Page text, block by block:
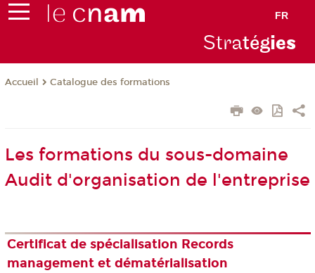
FR
Stratégies
Accueil Catalogue des formations
Les formations du sous-domaine
Audit d'organisation de l'entreprise
Certificat de spécialisation Records
management et dématérialisation